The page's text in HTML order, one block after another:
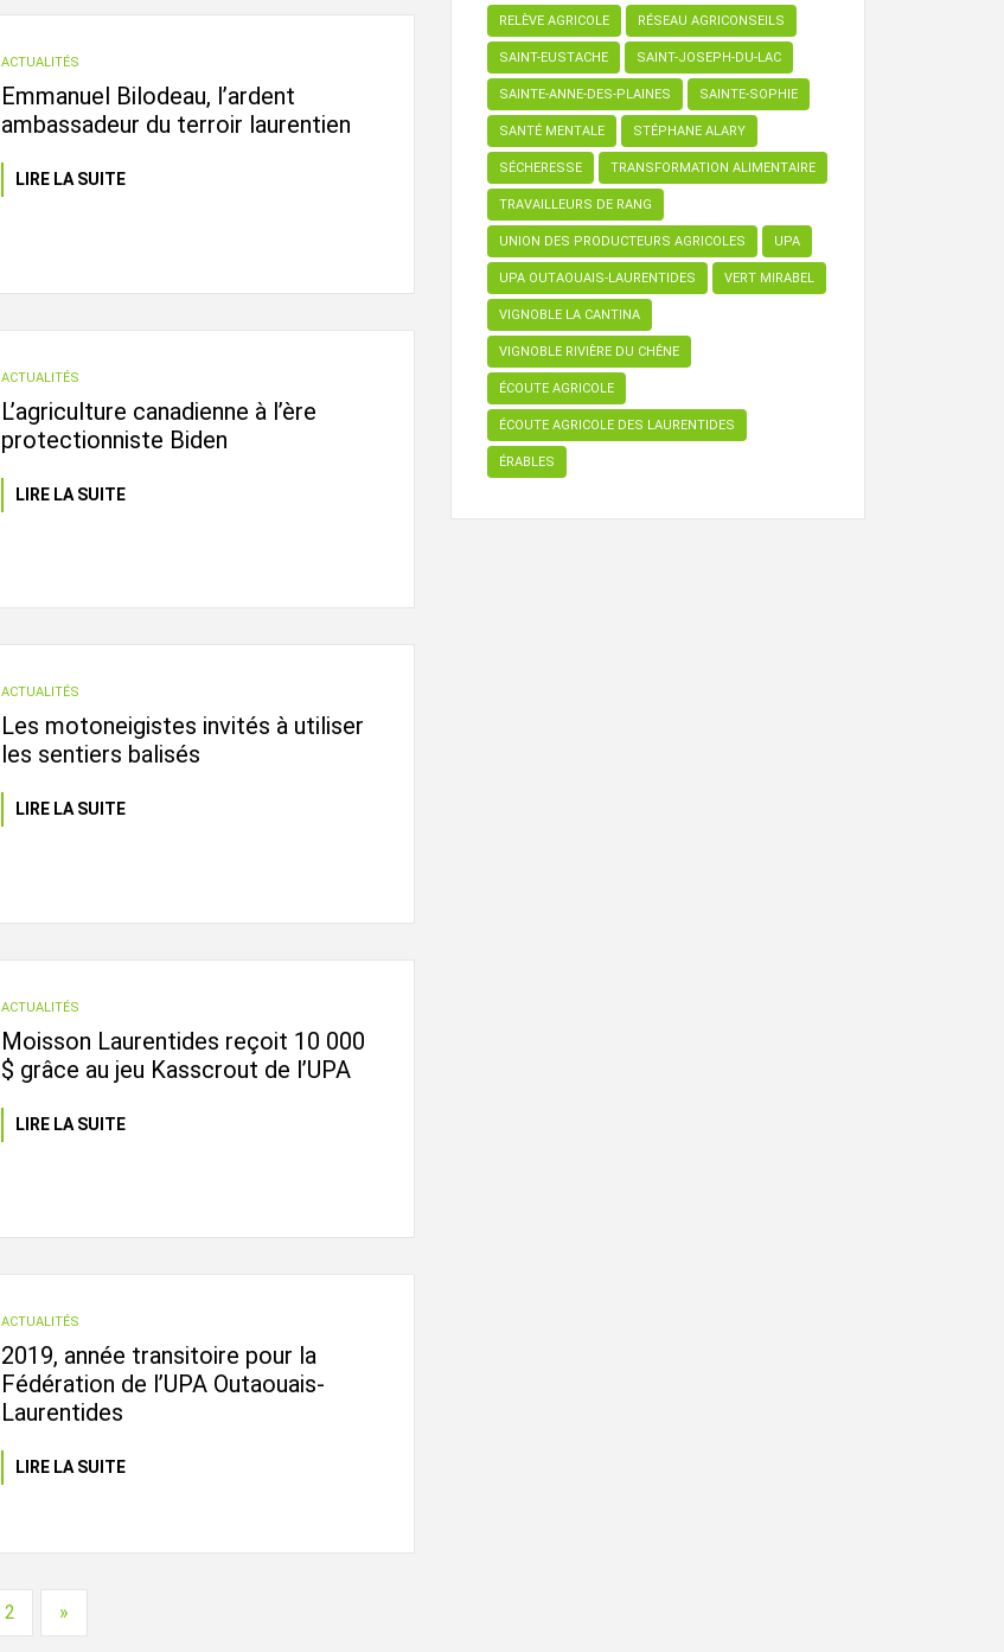
ACTUALITÉS
Emmanuel Bilodeau, l’ardent
ambassadeur du terroir laurentien
LIRE LA SUITE
ACTUALITÉS
L’agriculture canadienne à l’ère
protectionniste Biden
LIRE LA SUITE
ACTUALITÉS
Les motoneigistes invités à utiliser
les sentiers balisés
LIRE LA SUITE
ACTUALITÉS
Moisson Laurentides reçoit 10 000
$ grâce au jeu Kasscrout de l’UPA
LIRE LA SUITE
ACTUALITÉS
2019, année transitoire pour la
Fédération de l’UPA Outaouais-
Laurentides
LIRE LA SUITE
2 »
Prochain
RELÈVE AGRICOLE RÉSEAU AGRICONSEILS
SAINT-EUSTACHE SAINT-JOSEPH-DU-LAC
SAINTE-ANNE-DES-PLAINES SAINTE-SOPHIE
SANTÉ MENTALE STÉPHANE ALARY
SÉCHERESSE TRANSFORMATION ALIMENTAIRE
TRAVAILLEURS DE RANG
UNION DES PRODUCTEURS AGRICOLES UPA
UPA OUTAOUAIS-LAURENTIDES VERT MIRABEL
VIGNOBLE LA CANTINA
VIGNOBLE RIVIÈRE DU CHÊNE
ÉCOUTE AGRICOLE
ÉCOUTE AGRICOLE DES LAURENTIDES
ÉRABLES